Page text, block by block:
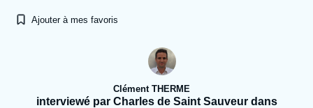
Se connecter
Ajouter à mes favoris
Clément THERME
interviewé par Charles de Saint Sauveur dans